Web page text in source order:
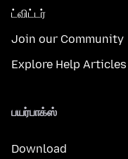
ட்விட்டர்
Join our Community
Explore Help Articles
பயர்பாக்ஸ்
Download